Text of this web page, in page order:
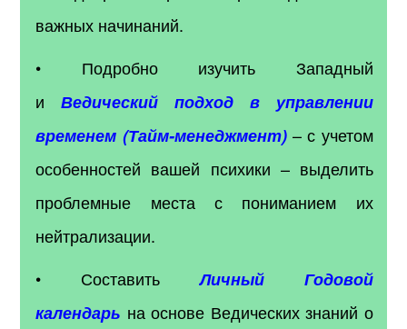
важных начинаний.
• Подробно изучить Западный
иВедический подход в управлении
временем (Тайм-менеджмент)– с учетом
особенностей вашей психики – выделить
проблемные места с пониманием их
нейтрализации.
• СоставитьЛичный Годовой
календарь на основе Ведических знаний о